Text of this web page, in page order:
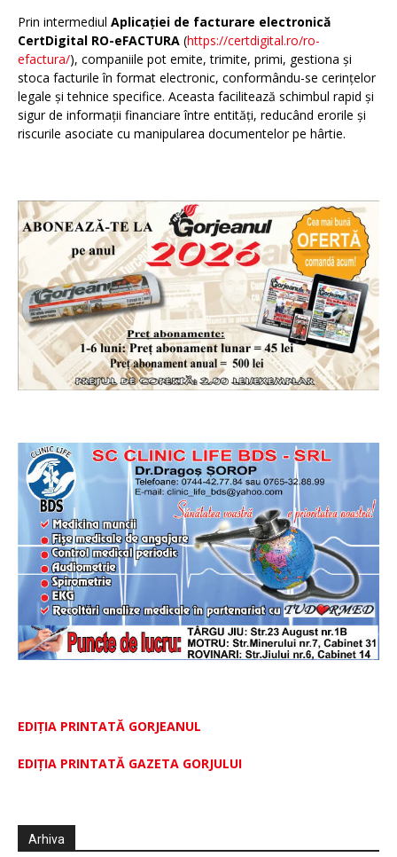
Prin intermediul Aplicației de facturare electronică
CertDigital RO-eFACTURA (https://certdigital.ro/ro-
efactura/), companiile pot emite, trimite, primi, gestiona și
stoca facturile în format electronic, conformându-se cerințelor
legale și tehnice specifice. Aceasta facilitează schimbul rapid și
sigur de informații financiare între entități, reducând erorile și
riscurile asociate cu manipularea documentelor pe hârtie.
EDIȚIA PRINTATĂ GORJEANUL
EDIŢIA PRINTATĂ GAZETA GORJULUI
Arhiva